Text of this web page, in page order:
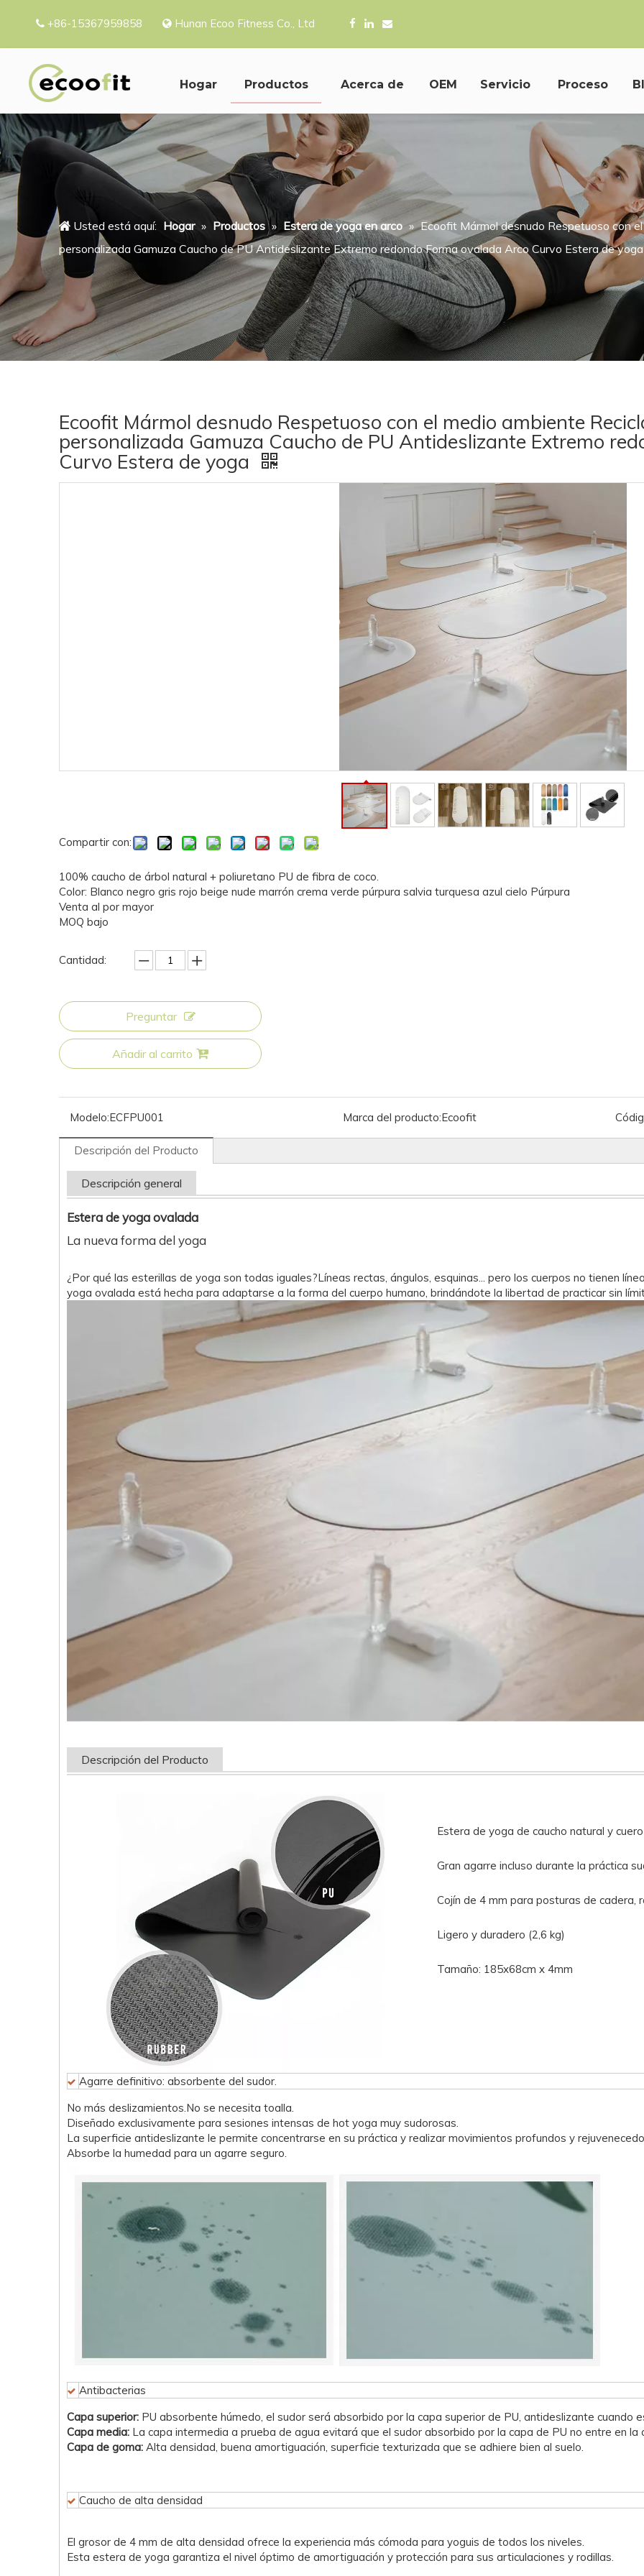
 +86-15367959858  Hunan Ecoo Fitness Co., Ltd   
Hogar Productos Acerca de OEM Servicio Proceso
Usted está aquí: Hogar » Productos » Estera de yoga en arco » Ecoofit Mármol desnudo Respetuoso con
personalizada Gamuza Caucho de PU Antideslizante Extremo redondo Forma ovalada Arco Curvo Estera de yoga
Ecoofit Mármol desnudo Respetuoso con el medio ambiente
personalizada Gamuza Caucho de PU Antideslizante Extremo
Curvo Estera de yoga
Compartir con:
100% caucho de árbol natural + poliuretano PU de fibra de coco.
Color: Blanco negro gris rojo beige nude marrón crema verde púrpura salvia turquesa azul cielo Púrpura
Venta al por mayor
MOQ bajo
Cantidad:
Preguntar
Añadir al carrito
Modelo:ECFPU001 Marca del producto:Ecoofit
Descripción del Producto
Descripción general
Estera de yoga ovalada
La nueva forma del yoga
¿Por qué las esterillas de yoga son todas iguales?Líneas rectas, ángulos, esquinas... pero los cuerpos no tienen
yoga ovalada está hecha para adaptarse a la forma del cuerpo humano, brindándote la libertad de practicar sin
Descripción del Producto
Estera de yoga de caucho natural y
Gran agarre incluso durante la práctica
Cojín de 4 mm para posturas de cadera,
Ligero y duradero (2,6 kg)
Tamaño: 185x68cm x 4mm
Agarre definitivo: absorbente del sudor.
No más deslizamientos.No se necesita toalla.
Diseñado exclusivamente para sesiones intensas de hot yoga muy sudorosas.
La superficie antideslizante le permite concentrarse en su práctica y realizar movimientos profundos y
Absorbe la humedad para un agarre seguro.
Antibacterias
Capa superior: PU absorbente húmedo, el sudor será absorbido por la capa superior de PU, antideslizante cuando
Capa media: La capa intermedia a prueba de agua evitará que el sudor absorbido por la capa de PU no entre en la
Capa de goma: Alta densidad, buena amortiguación, superficie texturizada que se adhiere bien al suelo.
Caucho de alta densidad
El grosor de 4 mm de alta densidad ofrece la experiencia más cómoda para yoguis de todos los niveles.
Esta estera de yoga garantiza el nivel óptimo de amortiguación y protección para sus articulaciones y rodillas.